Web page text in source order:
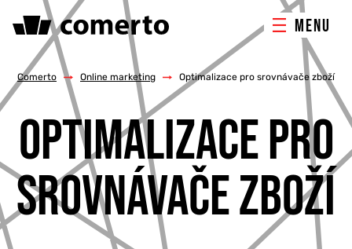
MENU
ONLINE MARKETING
TVORBA WEBU
PORADENSTVÍ & ŠKOLENÍ
REFERENCE
Comerto / Online marketing / Optimalizace pro srovnávače zboží
OPTIMALIZACE PRO
SROVNÁVAČE ZBOŽÍ